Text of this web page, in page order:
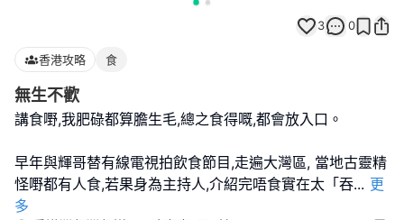
3 0
香港攻略 食
無生不歡
講食嘢,我肥碌都算膽生毛,總之食得嘅,都會放入口。
早年與輝哥替有線電視拍飲食節目,走遍大灣區, 當地古靈精
怪嘢都有人食,若果身為主持人,介紹完唔食實在太「吞... 更
多